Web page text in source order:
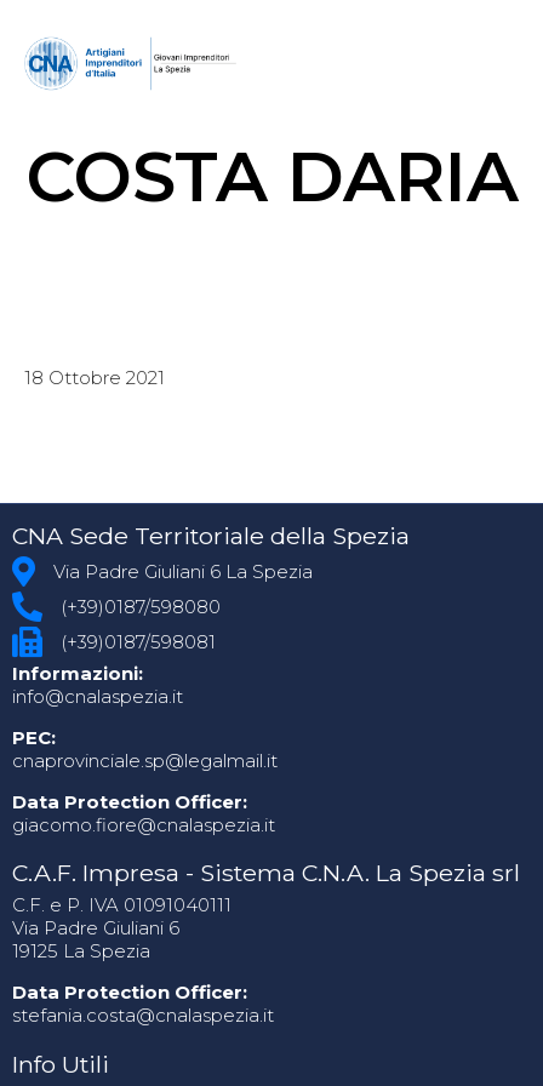
COSTA DARIA
18 Ottobre 2021
CNA Sede Territoriale della Spezia
Via Padre Giuliani 6 La Spezia
(+39)0187/598080
(+39)0187/598081
Informazioni:
info@cnalaspezia.it
PEC:
cnaprovinciale.sp@legalmail.it
Data Protection Officer:
giacomo.fiore@cnalaspezia.it
C.A.F. Impresa - Sistema C.N.A. La Spezia srl
C.F. e P. IVA 01091040111
Via Padre Giuliani 6
19125 La Spezia
Data Protection Officer:
stefania.costa@cnalaspezia.it
Info Utili